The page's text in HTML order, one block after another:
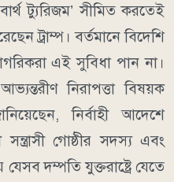
ট্যুরিজম’ সীমিত করতেই
ট্রাম্প। বর্তমানে বিদেশি
এই সুবিধা পান না।
আভ্যন্তরীণ নিরাপত্তা বিষয়ক
নির্বাহী আদেশে
সন্ত্রাসী গোষ্ঠীর সদস্য এবং
দম্পতি যুক্তরাষ্ট্রে যেতে